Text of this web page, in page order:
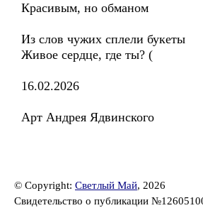
Красивым, но обманом
Из слов чужих сплели букеты
Живое сердце, где ты? (
16.02.2026
Арт Андрея Ядвинского
© Copyright: Светлый Май, 2026
Свидетельство о публикации